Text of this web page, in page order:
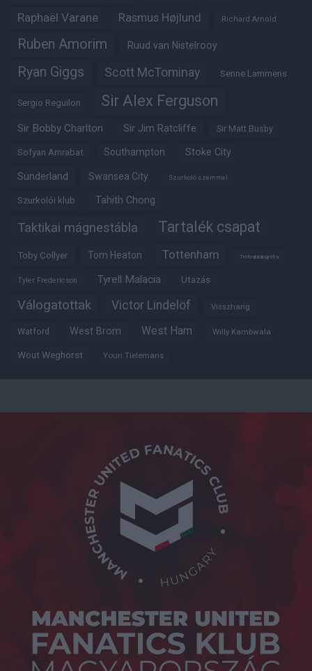
Raphaël Varane Rasmus Højlund Richard Arnold
Ruben Amorim Ruud van Nistelrooy
Ryan Giggs Scott McTominay Senne Lammens
Sergio Reguilon Sir Alex Ferguson
Sir Bobby Charlton Sir Jim Ratcliffe Sir Matt Busby
Sofyan Amrabat Southampton Stoke City
Sunderland Swansea City Szurkoló szemmel
Szurkolói klub Tahith Chong
Taktikai mágnestábla Tartalék csapat
Toby Collyer Tom Heaton Tottenham Trófeabibliográfia
Tyler Fredericson Tyrell Malacia Utazás
Válogatottak Victor Lindelöf Visszhang
Watford West Brom West Ham Willy Kambwala
Wout Weghorst Youri Tielemans